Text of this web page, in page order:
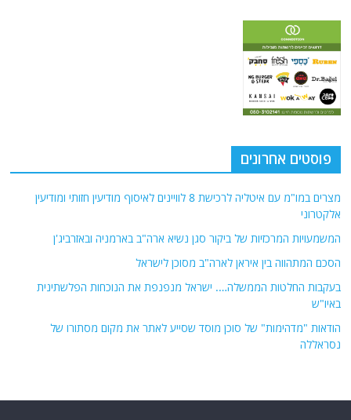
פוסטים אחרונים
מצרים במו"מ עם איטליה לרכישת 8 לוויינים לאיסוף מודיעין חזותי ומודיעין
אלקטרוני
המשמעויות המרכזיות של ביקור סגן נשיא ארה"ב בארמניה ובאזרביג'ן
הסכם המתהווה בין איראן לארה"ב מסוכן לישראל
בעקבות החלטות הממשלה…. ישראל מנפנפת את הנוכחות הפלשתינית
באיו"ש
הודאות "מדהימות" של סוכן מוסד שסייע לאתר את מקום מסתורו של
נסראללה